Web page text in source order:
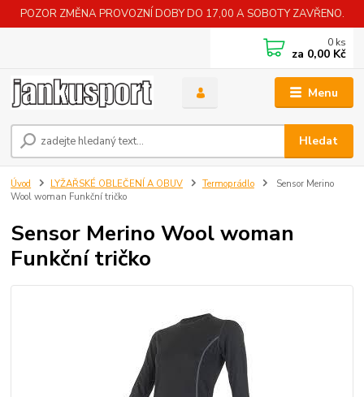
POZOR ZMĚNA PROVOZNÍ DOBY DO 17,00 A SOBOTY ZAVŘENO.
Menu
Hledat
0 ks
za 0,00 Kč
Úvod LYŽAŘSKÉ OBLEČENÍ A OBUV Termoprádlo
Sensor Merino
Wool woman Funkční tričko
Sensor Merino Wool woman
Funkční tričko